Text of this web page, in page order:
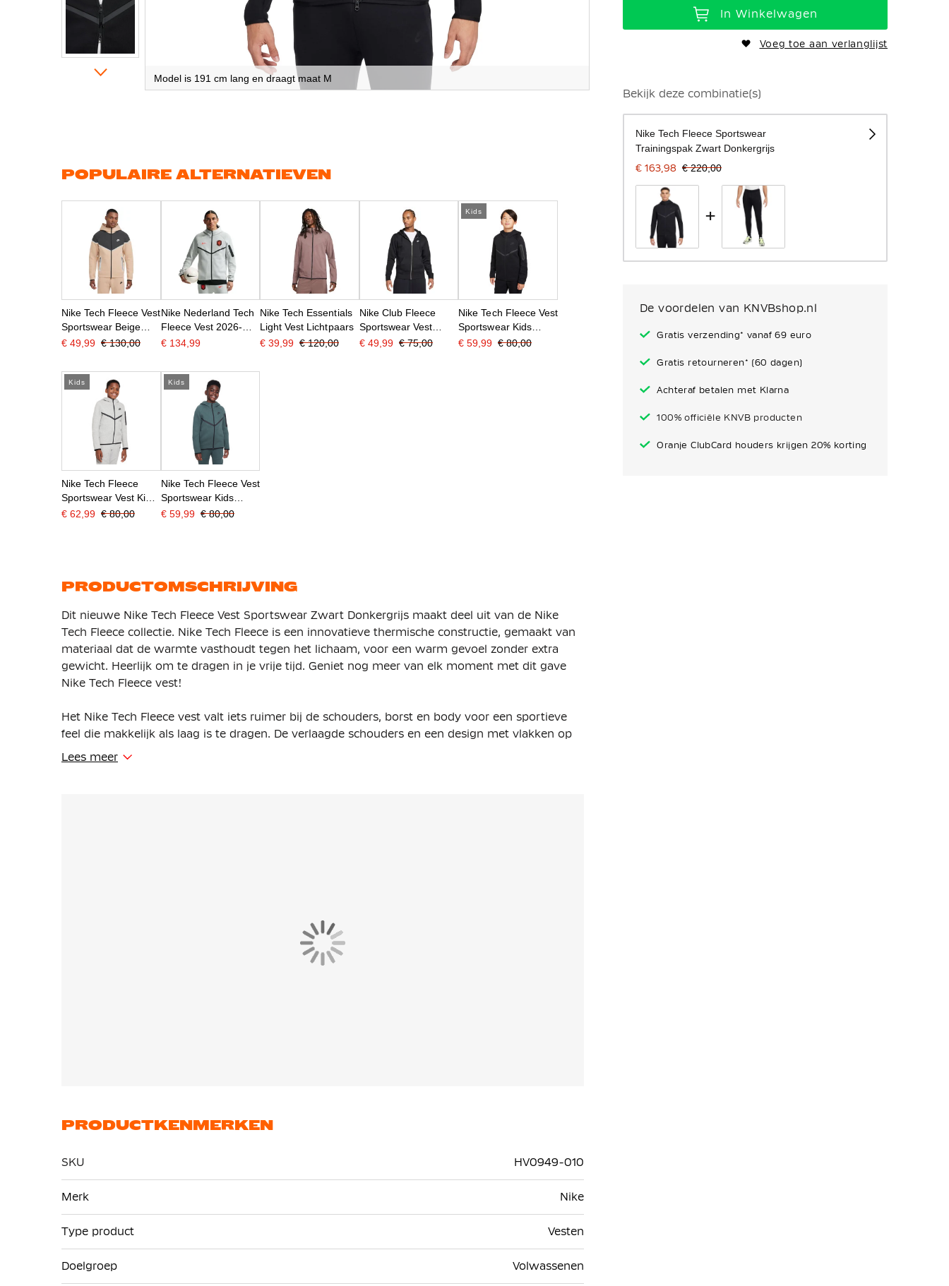
Model is 191 cm lang en draagt maat M
gallerij
In Winkelwagen
Voeg toe aan verlanglijst
Bekijk deze combinatie(s)
Nike Tech Fleece Sportswear
Trainingspak Zwart Donkergrijs
€ 163,98 € 220,00
+
De voordelen van KNVBshop.nl
Gratis verzending* vanaf 69 euro
Gratis retourneren* (60 dagen)
Achteraf betalen met Klarna
100% officiële KNVB producten
Oranje ClubCard houders krijgen 20% korting
POPULAIRE ALTERNATIEVEN
Nike Tech Fleece Vest
Sportswear Beige
Donkergrijs Zilver
€ 49,99 € 130,00
Nike Nederland Tech
Fleece Vest 2026-
2028 Lichtgrijs Zwart
€ 134,99
Nike Tech Essentials
Light Vest Lichtpaars
€ 39,99 € 120,00
Nike Club Fleece
Sportswear Vest
Zwart Wit
€ 49,99 € 75,00
Kids
Nike Tech Fleece Vest
Sportswear Kids
Zwart Donkergrijs
€ 59,99 € 80,00
Kids
Nike Tech Fleece
Sportswear Vest Kids
Lichtgrijs Zwart
€ 62,99 € 80,00
Kids
Nike Tech Fleece Vest
Sportswear Kids
Donkergroen Zwart
€ 59,99 € 80,00
PRODUCTOMSCHRIJVING
Dit nieuwe Nike Tech Fleece Vest Sportswear Zwart Donkergrijs maakt deel uit van de Nike
Tech Fleece collectie. Nike Tech Fleece is een innovatieve thermische constructie, gemaakt van
materiaal dat de warmte vasthoudt tegen het lichaam, voor een warm gevoel zonder extra
gewicht. Heerlijk om te dragen in je vrije tijd. Geniet nog meer van elk moment met dit gave
Nike Tech Fleece vest!
Het Nike Tech Fleece vest valt iets ruimer bij de schouders, borst en body voor een sportieve
feel die makkelijk als laag is te dragen. De verlaagde schouders en een design met vlakken op
de mouwen zorgen voor meer bewegingsvrijheid.
Lees meer
PRODUCTKENMERKEN
SKU
HV0949-010
informatie
Merk Nike
Type product Vesten
Doelgroep Volwassenen